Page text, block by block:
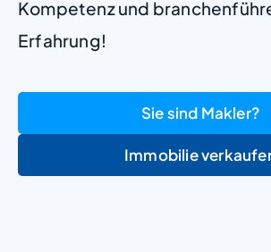
Kompetenz und
Erfahrung!
Sie sind Makler?
Immobilie